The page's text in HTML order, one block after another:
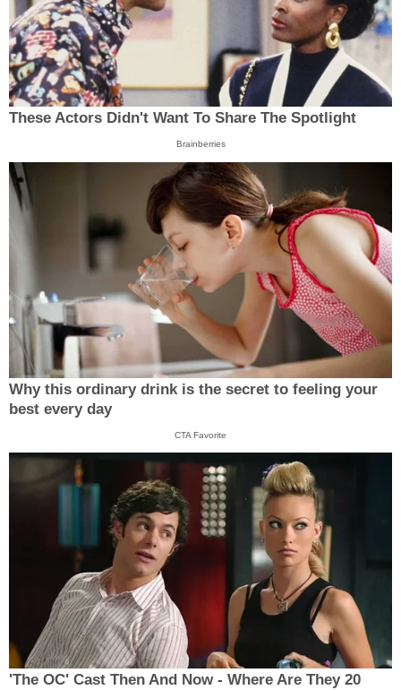
These Actors Didn't Want To Share The Spotlight
Brainberries
Why this ordinary drink is the secret to feeling your
best every day
CTA Favorite
'The OC' Cast Then And Now - Where Are They 20